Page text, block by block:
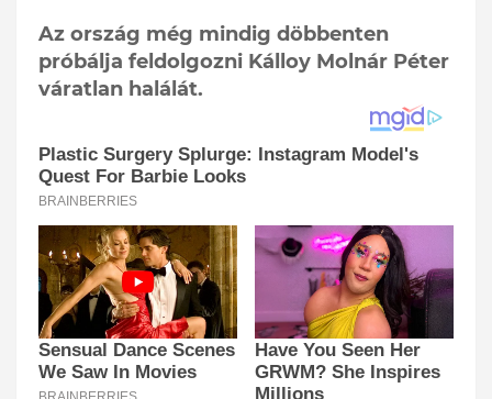
Az ország még mindig döbbenten
próbálja feldolgozni Kálloy Molnár Péter
váratlan halálát.